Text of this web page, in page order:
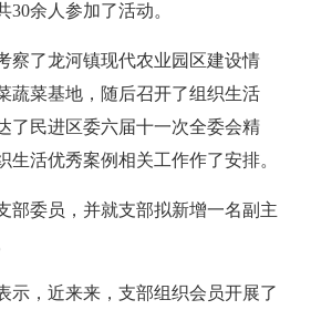
余人参加了活动。
察了龙河镇现代农业园区建设情
蔬菜基地，随后召开了组织生活
了民进区委六届十一次全委会精
生活优秀案例相关工作作了安排。
部委员，并就支部拟新增一名副主
示，近来来，支部组织会员开展了